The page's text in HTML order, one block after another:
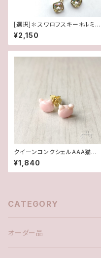
[選択]✽スワロフスキー＊ルミナ
スグリーン✽フレームガラス(1ペ
ア)14kgfピアス/イヤリング
¥2,150
クイーンコンクシェルAAA猫✽
ポストピアス
¥1,840
CATEGORY
オーダー品